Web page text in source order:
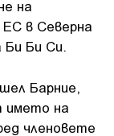
на
ЕС в Северна
Би Би Си.
Барние,
името на
членовете